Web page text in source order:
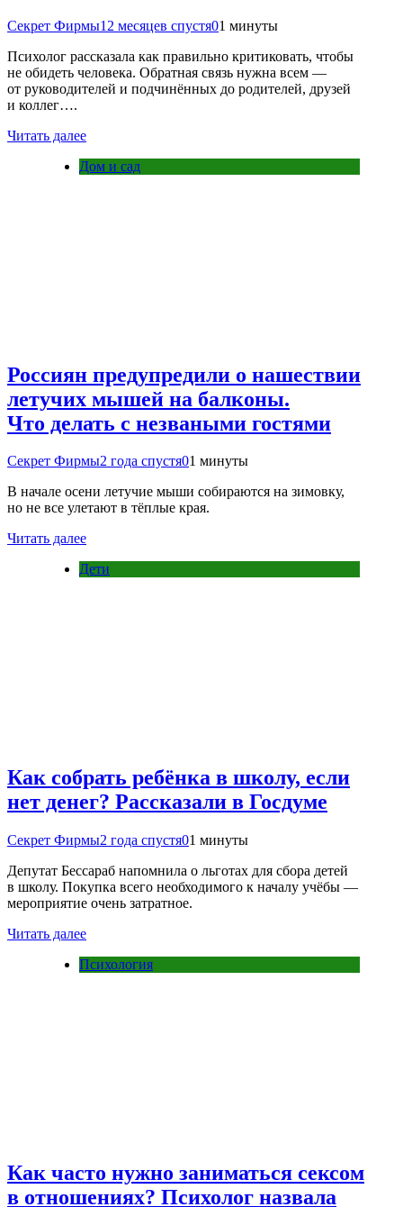
Секрет Фирмы12 месяцев спустя01 минуты
Психолог рассказала как правильно критиковать, чтобы
не обидеть человека. Обратная связь нужна всем —
от руководителей и подчинённых до родителей, друзей
и коллег….
Читать далее
Дом и сад
Россиян предупредили о нашествии
летучих мышей на балконы.
Что делать с незваными гостями
Секрет Фирмы2 года спустя01 минуты
В начале осени летучие мыши собираются на зимовку,
но не все улетают в тёплые края.
Читать далее
Дети
Как собрать ребёнка в школу, если
нет денег? Рассказали в Госдуме
Секрет Фирмы2 года спустя01 минуты
Депутат Бессараб напомнила о льготах для сбора детей
в школу. Покупка всего необходимого к началу учёбы —
мероприятие очень затратное.
Читать далее
Психология
Как часто нужно заниматься сексом
в отношениях? Психолог назвала